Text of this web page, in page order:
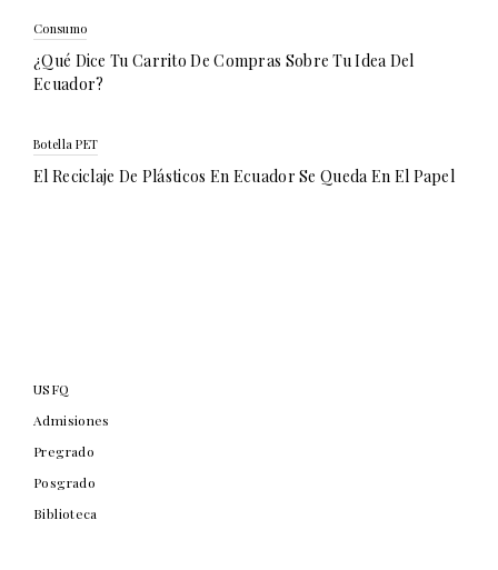
Consumo
¿Qué Dice Tu Carrito De Compras Sobre Tu Idea Del
Ecuador?
Botella PET
El Reciclaje De Plásticos En Ecuador Se Queda En El Papel
USFQ
Admisiones
Pregrado
Posgrado
Biblioteca